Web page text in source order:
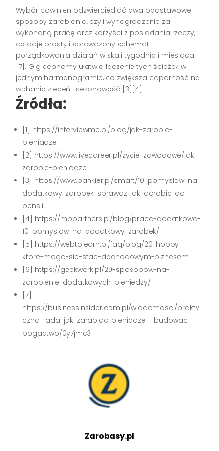
Wybór powinien odzwierciedlać dwa podstawowe
sposoby zarabiania, czyli wynagrodzenie za
wykonaną pracę oraz korzyści z posiadania rzeczy,
co daje prosty i sprawdzony schemat
porządkowania działań w skali tygodnia i miesiąca
[7]. Gig economy ułatwia łączenie tych ścieżek w
jednym harmonogramie, co zwiększa odporność na
wahania zleceń i sezonowość [3][4].
Źródła:
[1] https://interviewme.pl/blog/jak-zarobic-
pieniadze
[2] https://www.livecareer.pl/zycie-zawodowe/jak-
zarobic-pieniadze
[3] https://www.bankier.pl/smart/10-pomyslow-na-
dodatkowy-zarobek-sprawdz-jak-dorobic-do-
pensji
[4] https://mbpartners.pl/blog/praca-dodatkowa-
10-pomyslow-na-dodatkowy-zarobek/
[5] https://webtolearn.pl/faq/blog/20-hobby-
ktore-moga-sie-stac-dochodowym-biznesem
[6] https://geekwork.pl/29-sposobow-na-
zarobienie-dodatkowych-pieniedzy/
[7]
https://businessinsider.com.pl/wiadomosci/prakty
czna-rada-jak-zarabiac-pieniadze-i-budowac-
bogactwo/0y7jmc3
Zarobasy.pl